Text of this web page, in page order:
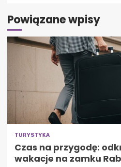
Powiązane wpisy
TURYSTYKA
Czas na przygodę:
wakacje na zamku